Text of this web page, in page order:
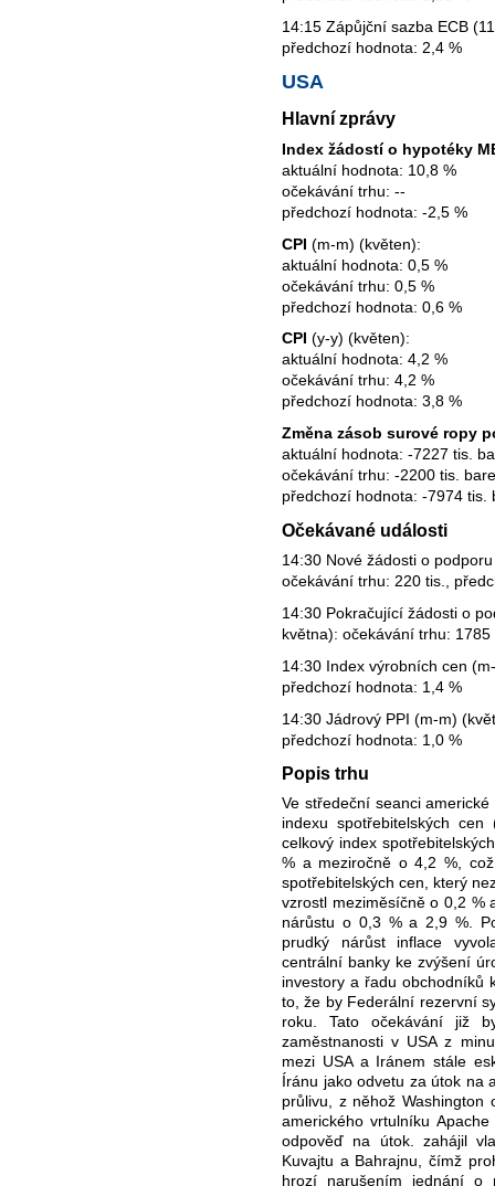
14:15 Zápůjční sazba ECB
předchozí hodnota: 2,4 %
USA
Hlavní zprávy
Index žádostí o hypotéky
aktuální hodnota: 10,8 %
očekávání trhu: --
předchozí hodnota: -2,5 %
CPI (m-m) (květen):
aktuální hodnota: 0,5 %
očekávání trhu: 0,5 %
předchozí hodnota: 0,6 %
CPI (y-y) (květen):
aktuální hodnota: 4,2 %
očekávání trhu: 4,2 %
předchozí hodnota: 3,8 %
Změna zásob surové ropy
aktuální hodnota: -7227 tis.
očekávání trhu: -2200 tis.
předchozí hodnota: -7974 tis.
Očekávané události
14:30 Nové žádosti o
očekávání trhu: 220 tis.,
14:30 Pokračující žádosti o
května): očekávání trhu:
14:30 Index výrobních cen
předchozí hodnota: 1,4 %
14:30 Jádrový PPI (m-m)
předchozí hodnota: 1,0 %
Popis trhu
Ve středeční seanci
indexu spotřebitelských
celkový index
% a meziročně o 4,2 %,
spotřebitelských cen, který
vzrostl meziměsíčně o 0,2 %
nárůstu o 0,3 % a 2,9 %.
prudký nárůst inflace
centrální banky ke zvýšení
investory a řadu
to, že by Federální rezervní
roku. Tato očekávání již
zaměstnanosti v USA z
mezi USA a Iránem stále
Íránu jako odvetu za útok na
průlivu, z něhož Washington
amerického vrtulníku
odpověď na útok. zahájil
Kuvajtu a Bahrajnu, čímž
hrozí narušením jednání o